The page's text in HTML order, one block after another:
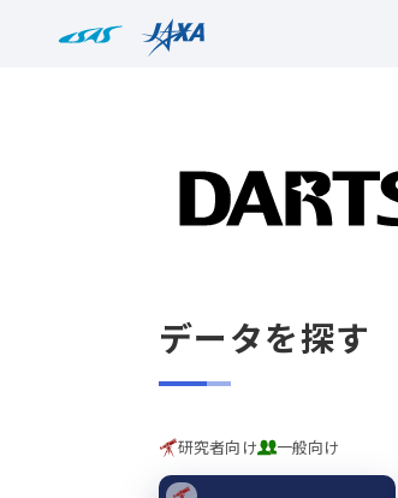
データを探す
研究者向け 一般向け